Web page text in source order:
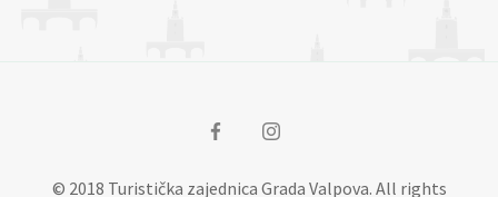
© 2018 Turistička zajednica Grada Valpova. All rights